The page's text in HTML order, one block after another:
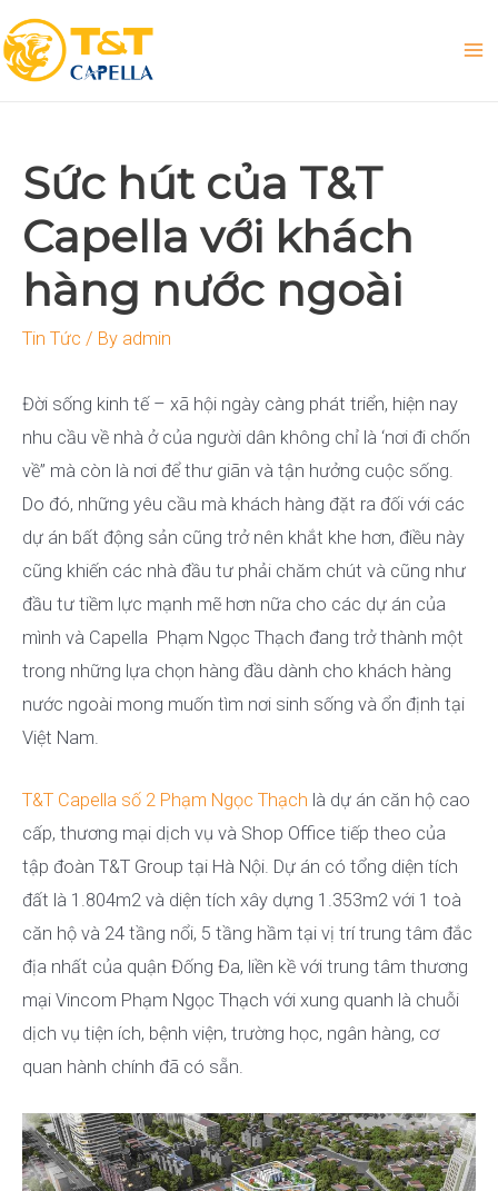
Skip
to
content
Sức hút của T&T
Capella với khách
hàng nước ngoài
Tin Tức / By admin
Đời sống kinh tế – xã hội ngày càng phát triển, hiện nay
nhu cầu về nhà ở của người dân không chỉ là ‘nơi đi chốn
về” mà còn là nơi để thư giãn và tận hưởng cuộc sống.
Do đó, những yêu cầu mà khách hàng đặt ra đối với các
dự án bất động sản cũng trở nên khắt khe hơn, điều này
cũng khiến các nhà đầu tư phải chăm chút và cũng như
đầu tư tiềm lực mạnh mẽ hơn nữa cho các dự án của
mình và Capella Phạm Ngọc Thạch đang trở thành một
trong những lựa chọn hàng đầu dành cho khách hàng
nước ngoài mong muốn tìm nơi sinh sống và ổn định tại
Việt Nam.
T&T Capella số 2 Phạm Ngọc Thạch là dự án căn hộ cao
cấp, thương mại dịch vụ và Shop Office tiếp theo của
tập đoàn T&T Group tại Hà Nội. Dự án có tổng diện tích
đất là 1.804m2 và diện tích xây dựng 1.353m2 với 1 toà
căn hộ và 24 tầng nổi, 5 tầng hầm tại vị trí trung tâm đắc
địa nhất của quận Đống Đa, liền kề với trung tâm thương
mại Vincom Phạm Ngọc Thạch với xung quanh là chuỗi
dịch vụ tiện ích, bệnh viện, trường học, ngân hàng, cơ
quan hành chính đã có sẵn.